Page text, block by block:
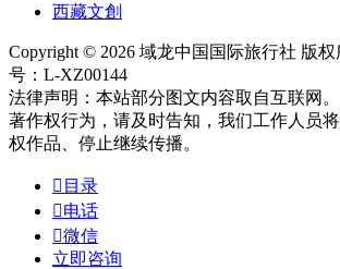
西藏文創
Copyright © 2026 域龙中国国际旅行社 版
号：L-XZ00144
法律声明：本站部分图文内容取自互联网
著作权行为，请及时告知，我们工作人员
权作品、停止继续传播。
 目录
电话
微信
立即咨询